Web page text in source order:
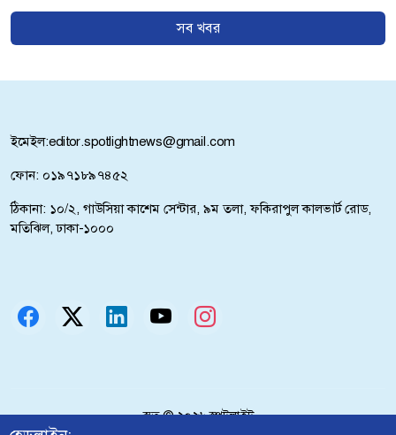
'প্রেমিকাকে' বড় অঙ্কের আর্থিক সুবিধা দিয়েছিলেন
ইনফান্তিনো
একটি চক্র জ্বালানি খাতকে অস্থিতিশীল করার জন্য
সক্রিয়: প্রধানমন্ত্রী
কনসার্টে বোতল কাণ্ড : বোতল নিক্ষেপকারীর উদ্দেশে
যা বললেন হাসান
সব খবর
ইমেইল:editor.spotlightnews@gmail.com
ফোন: ০১৯৭১৮৯৭৪৫২
ঠিকানা: ১০/২, গাউসিয়া কাশেম সেন্টার, ৯ম তলা, ফকিরাপুল কালভার্ট রোড,
মতিঝিল, ঢাকা-১০০০
স্বত্ব ©২০২৬স্পটলাইট